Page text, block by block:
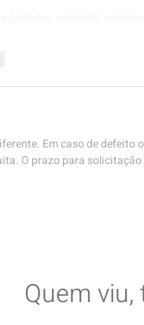
Em caso de defeito
O prazo para solicitação
Quem